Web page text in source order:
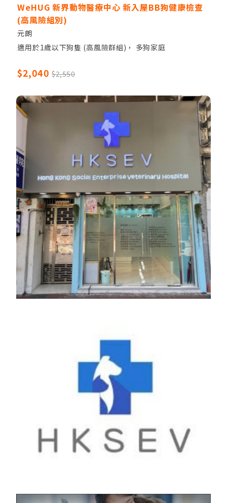
WeHUG 新界動物醫療中心 新入屋BB狗健康檢查
(高風險組別)
元朗
適用於1歲以下狗隻 (高風險群組)， 多狗家庭
重點項目：狗腸炎快測（此傳染病常見於幼犬）, 犬瘟熱,
糞便核酸測試, 五合一基礎疫苗
牙、關節、皮膚）
$2,040 $2,550